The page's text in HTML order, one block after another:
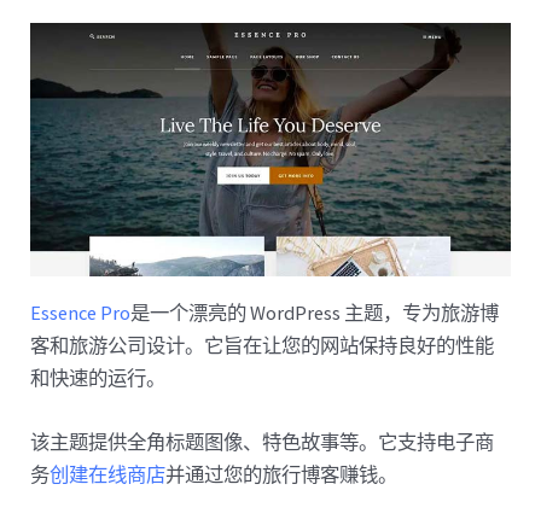
Essence Pro是一个漂亮的 WordPress 主题，专为旅游博
客和旅游公司设计。它旨在让您的网站保持良好的性能
和快速的运行。
该主题提供全角标题图像、特色故事等。它支持电子商
务创建在线商店并通过您的旅行博客赚钱。